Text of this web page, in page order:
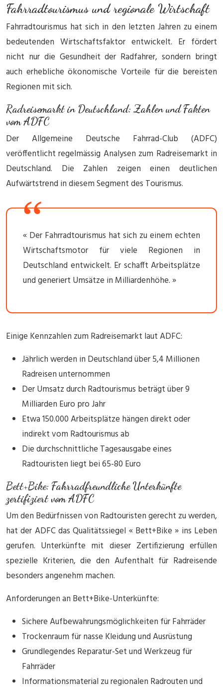
Fahrradtourismus und regionale Wirtschaft
Fahrradtourismus hat sich in den letzten Jahren zu einem
bedeutenden Wirtschaftsfaktor entwickelt. Er fördert
nicht nur die Gesundheit der Radfahrer, sondern bringt
auch erhebliche ökonomische Vorteile für die bereisten
Regionen mit sich.
Radreisemarkt in Deutschland: Zahlen und Fakten
vom ADFC
Der Allgemeine Deutsche Fahrrad-Club (ADFC)
veröffentlicht regelmässig Analysen zum Radreisemarkt in
Deutschland. Die Zahlen zeigen einen deutlichen
Aufwärtstrend in diesem Segment des Tourismus.
« Der Fahrradtourismus hat sich zu einem echten
Wirtschaftsmotor für viele Regionen in
Deutschland entwickelt. Er schafft Arbeitsplätze
und generiert Umsätze in Milliardenhöhe. »
Einige Kennzahlen zum Radreisemarkt laut ADFC:
Jährlich werden in Deutschland über 5,4 Millionen
Radreisen unternommen
Der Umsatz durch Radtourismus beträgt über 9
Milliarden Euro pro Jahr
Etwa 150.000 Arbeitsplätze hängen direkt oder
indirekt vom Radtourismus ab
Die durchschnittliche Tagesausgabe eines
Radtouristen liegt bei 65-80 Euro
Bett+Bike: Fahrradfreundliche Unterkünfte
zertifiziert vom ADFC
Um den Bedürfnissen von Radtouristen gerecht zu werden,
hat der ADFC das Qualitätssiegel « Bett+Bike » ins Leben
gerufen. Unterkünfte mit dieser Zertifizierung erfüllen
spezielle Kriterien, die den Aufenthalt für Radreisende
besonders angenehm machen.
Anforderungen an Bett+Bike-Unterkünfte:
Sichere Aufbewahrungsmöglichkeiten für Fahrräder
Trockenraum für nasse Kleidung und Ausrüstung
Grundlegendes Reparatur-Set und Werkzeug für
Fahrräder
Informationsmaterial zu regionalen Radrouten und